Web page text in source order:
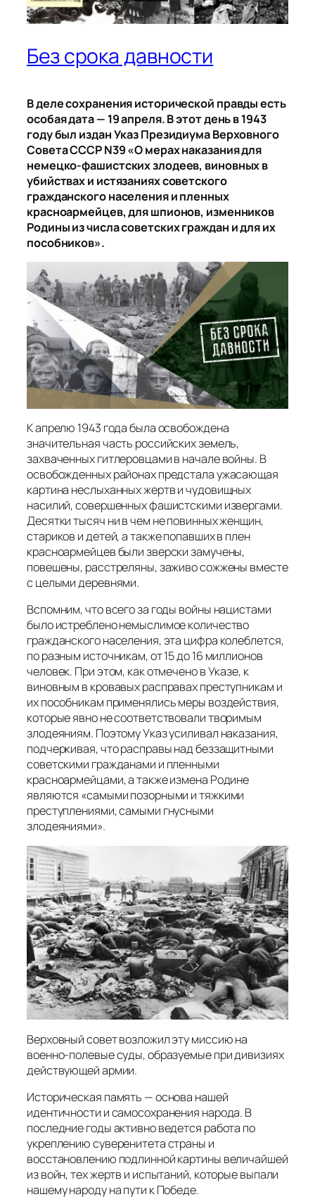
Без срока давности
В деле сохранения исторической правды есть
особая дата — 19 апреля. В этот день в 1943
году был издан Указ Президиума Верховного
Совета СССР N39 «О мерах наказания для
немецко-фашистских злодеев, виновных в
убийствах и истязаниях советского
гражданского населения и пленных
красноармейцев, для шпионов, изменников
Родины из числа советских граждан и для их
пособников».
К апрелю 1943 года была освобождена
значительная часть российских земель,
захваченных гитлеровцами в начале войны. В
освобожденных районах предстала ужасающая
картина неслыханных жертв и чудовищных
насилий, совершенных фашистскими извергами.
Десятки тысяч ни в чем не повинных женщин,
стариков и детей, а также попавших в плен
красноармейцев были зверски замучены,
повешены, расстреляны, заживо сожжены вместе
с целыми деревнями.
Вспомним, что всего за годы войны нацистами
было истреблено немыслимое количество
гражданского населения, эта цифра колеблется,
по разным источникам, от 15 до 16 миллионов
человек. При этом, как отмечено в Указе, к
виновным в кровавых расправах преступникам и
их пособникам применялись меры воздействия,
которые явно не соответствовали творимым
злодеяниям. Поэтому Указ усиливал наказания,
подчеркивая, что расправы над беззащитными
советскими гражданами и пленными
красноармейцами, а также измена Родине
являются «самыми позорными и тяжкими
преступлениями, самыми гнусными
злодеяниями».
Верховный совет возложил эту миссию на
военно-полевые суды, образуемые при дивизиях
действующей армии.
Историческая память — основа нашей
идентичности и самосохранения народа. В
последние годы активно ведется работа по
укреплению суверенитета страны и
восстановлению подлинной картины величайшей
из войн, тех жертв и испытаний, которые выпали
нашему народу на пути к Победе.